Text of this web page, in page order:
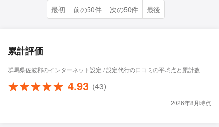
最初 前の50件 次の50件 最後
累計評価
群馬県佐波郡のインターネット設定 / 設定代行の口コミの平均点と累計数
4.93 (43)
2026年8月時点